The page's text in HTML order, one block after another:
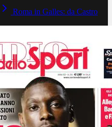
Roma in Galles: da Castro